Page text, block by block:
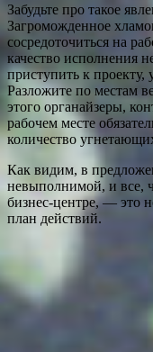
Забудьте про такое
Загроможденное
сосредоточиться на
качество исполнения
приступить к
Разложите по местам
этого органайзеры,
рабочем месте
количество
Как видим, в
невыполнимой, и все,
бизнес-центре, — это
план действий.